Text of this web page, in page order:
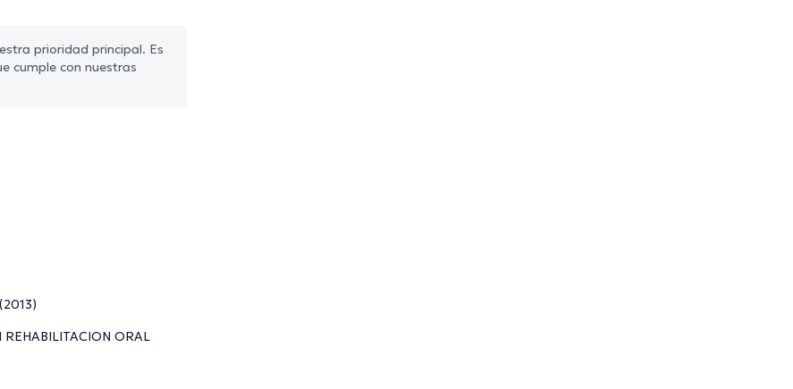
prioridad principal. Es
cumple con nuestras
ORAL